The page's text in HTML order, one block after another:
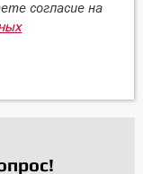
согласие на